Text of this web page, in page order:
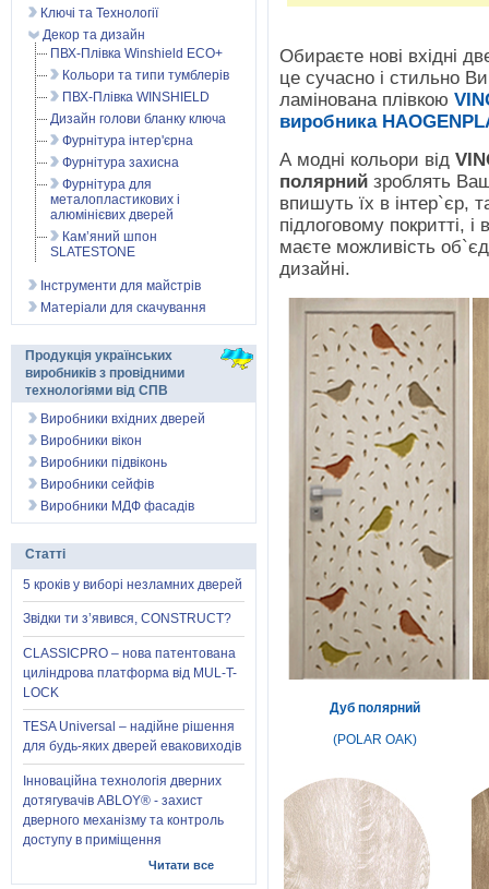
Обираєте нові вхідні
це сучасно і стильно
ламінована плівкою
виробника
А модні кольори від
полярний зроблять
впишуть їх в інтер`єр,
підлоговому покритті,
маєте можливість
дизайні.
Дуб полярний
(POLAR OAK)
Ключі та Технології
Декор та дизайн
ПВХ-Плівка Winshield ECO+
Кольори та типи тумблерів
ПВХ-Плівка WINSHIELD
Дизайн голови бланку ключа
Фурнітура інтер'єрна
Фурнітура захисна
Фурнітура для
металопластикових і
алюмінієвих дверей
Кам’яний шпон
SLATESTONE
Інструменти для майстрів
Матеріали для скачування
Продукція українських
виробників з провідними
технологіями від СПВ
Виробники вхідних дверей
Виробники вікон
Виробники підвіконь
Виробники сейфів
Виробники МДФ фасадів
Статті
5 кроків у виборі незламних дверей
Звідки ти з’явився, CONSTRUCT?
CLASSICPRO – нова патентована
циліндрова платформа від MUL-T-
LOCK
TESA Universal – надійне рішення
для будь-яких дверей еваковиходів
Інноваційна технологія дверних
дотягувачів ABLOY® - захист
дверного механізму та контроль
доступу в приміщення
Читати все